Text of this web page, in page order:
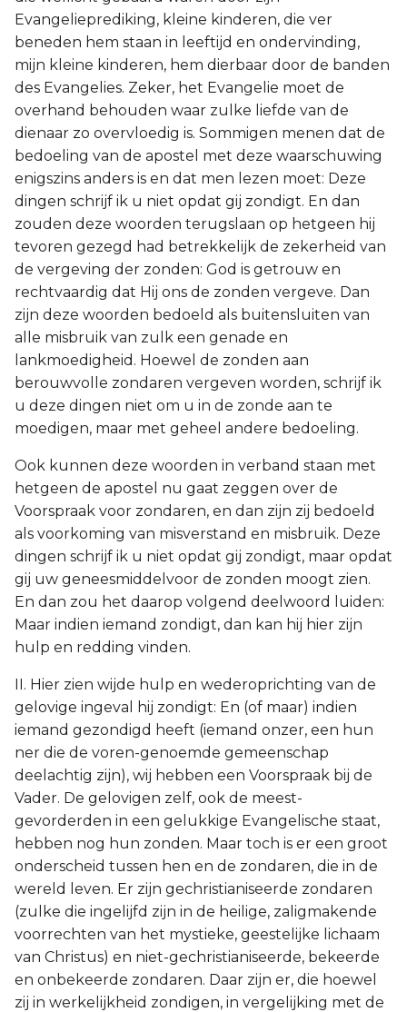
Evangelieprediking, kleine kinderen, die ver
beneden hem staan in leeftijd en ondervinding,
mijn kleine kinderen, hem dierbaar door de banden
des Evangelies. Zeker, het Evangelie moet de
overhand behouden waar zulke liefde van de
dienaar zo overvloedig is. Sommigen menen dat de
bedoeling van de apostel met deze waarschuwing
enigszins anders is en dat men lezen moet: Deze
dingen schrijf ik u niet opdat gij zondigt. En dan
zouden deze woorden terugslaan op hetgeen hij
tevoren gezegd had betrekkelijk de zekerheid van
de vergeving der zonden: God is getrouw en
rechtvaardig dat Hij ons de zonden vergeve. Dan
zijn deze woorden bedoeld als buitensluiten van
alle misbruik van zulk een genade en
lankmoedigheid. Hoewel de zonden aan
berouwvolle zondaren vergeven worden, schrijf ik
u deze dingen niet om u in de zonde aan te
moedigen, maar met geheel andere bedoeling.
Ook kunnen deze woorden in verband staan met
hetgeen de apostel nu gaat zeggen over de
Voorspraak voor zondaren, en dan zijn zij bedoeld
als voorkoming van misverstand en misbruik. Deze
dingen schrijf ik u niet opdat gij zondigt, maar opdat
gij uw geneesmiddelvoor de zonden moogt zien.
En dan zou het daarop volgend deelwoord luiden:
Maar indien iemand zondigt, dan kan hij hier zijn
hulp en redding vinden.
II. Hier zien wijde hulp en wederoprichting van de
gelovige ingeval hij zondigt: En (of maar) indien
iemand gezondigd heeft (iemand onzer, een hun
ner die de voren-genoemde gemeenschap
deelachtig zijn), wij hebben een Voorspraak bij de
Vader. De gelovigen zelf, ook de meest-
gevorderden in een gelukkige Evangelische staat,
hebben nog hun zonden. Maar toch is er een groot
onderscheid tussen hen en de zondaren, die in de
wereld leven. Er zijn gechristianiseerde zondaren
(zulke die ingelijfd zijn in de heilige, zaligmakende
voorrechten van het mystieke, geestelijke lichaam
van Christus) en niet-gechristianiseerde, bekeerde
en onbekeerde zondaren. Daar zijn er, die hoewel
zij in werkelijkheid zondigen, in vergelijking met de